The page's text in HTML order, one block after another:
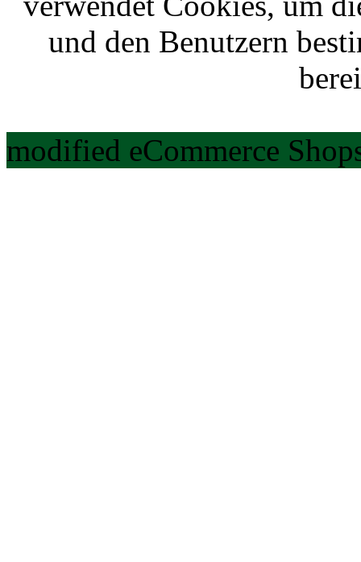
und den Benutzern
modified eCommerce